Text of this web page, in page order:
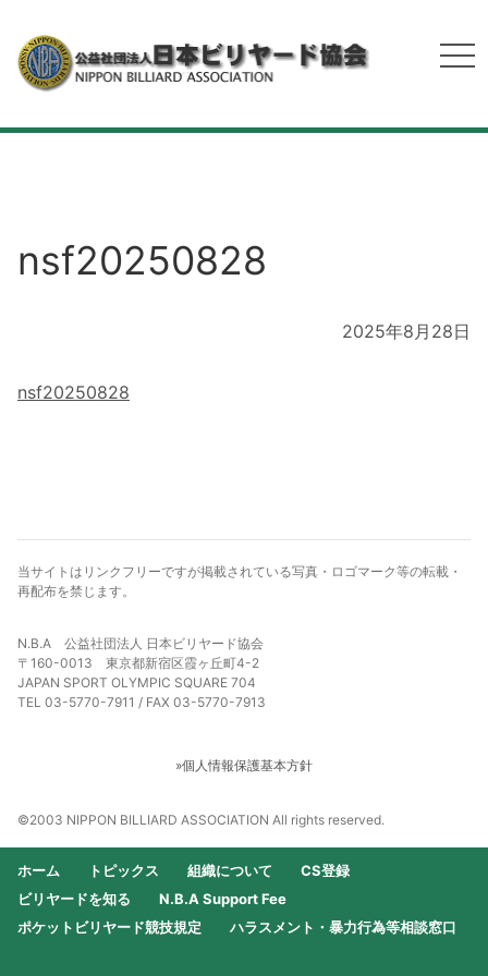
nsf20250828
2025年8月28日
nsf20250828
当サイトはリンクフリーですが掲載されている写真・ロゴマーク等の転載・
再配布を禁じます。
N.B.A 公益社団法人 日本ビリヤード協会
〒160-0013 東京都新宿区霞ヶ丘町4-2
JAPAN SPORT OLYMPIC SQUARE 704
TEL 03-5770-7911 / FAX 03-5770-7913
»個人情報保護基本方針
©2003 NIPPON BILLIARD ASSOCIATION All rights reserved.
ホーム トピックス 組織について
CS登録
ビリヤードを知る
N.B.A Support Fee
ポケットビリヤード競技規定
ハラスメント・暴力行為等相談窓口